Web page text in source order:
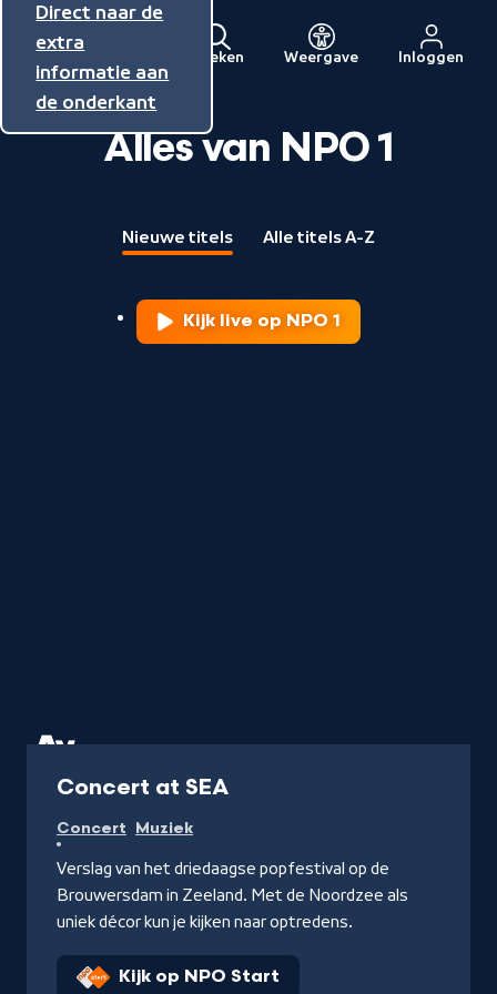
Direct naar de
inhoud
Direct naar de
hoofdnavigatie
Direct naar de
extra
informatie aan
de onderkant
Menu
Naar
de
beginpagina
Zoeken Weergave Inloggen
Alles van NPO 1
Nieuwe titels Alle titels A-Z
Kijk live op NPO 1
Concert at SEA
Concert Muziek
Verslag van het driedaagse popfestival op de
Brouwersdam in Zeeland. Met de Noordzee als
uniek décor kun je kijken naar optredens.
Kijk op NPO Start